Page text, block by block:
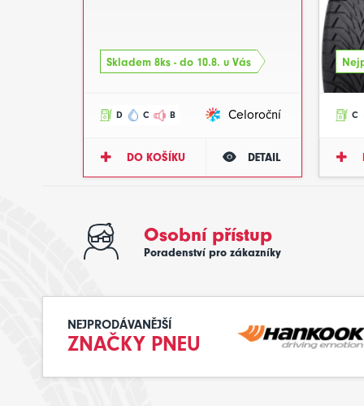
Skladem 8ks - do 10.8. u Vás
D C B Celoroční
DO KOŠÍKU DETAIL
C
Osobní přístup
Poradenství pro zákazníky
NEJPRODÁVANĚJŠÍ
ZNAČKY PNEU